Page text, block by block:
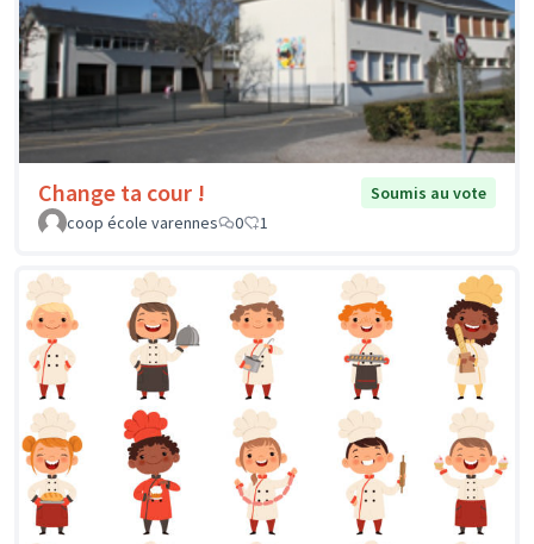
Change ta cour !
Soumis au vote
coop école varennes
0 1